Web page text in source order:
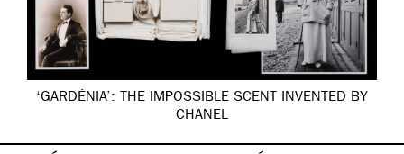
‘GARDÉNIA’: THE IMPOSSIBLE SCENT INVENTED BY
CHANEL